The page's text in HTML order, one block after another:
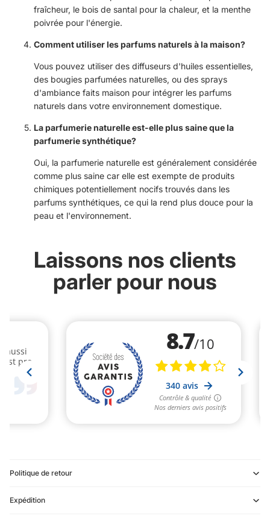
fraîcheur, le bois de santal pour la chaleur, et la menthe
poivrée pour l'énergie.
Comment utiliser les parfums naturels à la maison?
Vous pouvez utiliser des diffuseurs d'huiles essentielles,
des bougies parfumées naturelles, ou des sprays
d'ambiance faits maison pour intégrer les parfums
naturels dans votre environnement domestique.
La parfumerie naturelle est-elle plus saine que la
parfumerie synthétique?
Oui, la parfumerie naturelle est généralement considérée
comme plus saine car elle est exempte de produits
chimiques potentiellement nocifs trouvés dans les
parfums synthétiques, ce qui la rend plus douce pour la
peau et l'environnement.
Laissons nos clients
parler pour nous
Politique de retour
Expédition